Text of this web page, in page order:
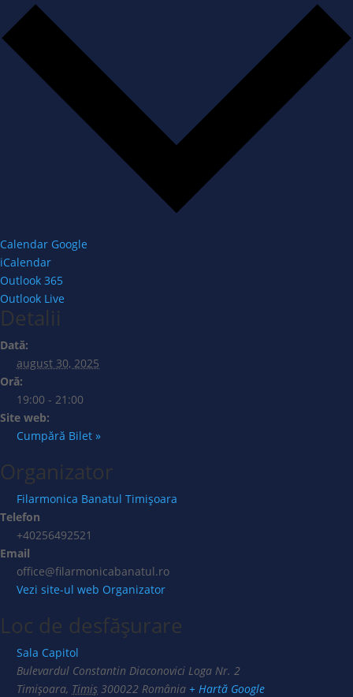
Calendar Google
iCalendar
Outlook 365
Outlook Live
Detalii
Dată:
august 30, 2025
Oră:
19:00 - 21:00
Site web:
Cumpără Bilet »
Organizator
Filarmonica Banatul Timișoara
Telefon
+40256492521
Email
office@filarmonicabanatul.ro
Vezi site-ul web Organizator
Loc de desfășurare
Sala Capitol
Bulevardul Constantin Diaconovici Loga Nr. 2
Timișoara, Timiș 300022 România + Hartă Google